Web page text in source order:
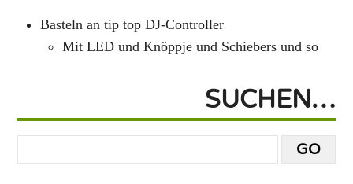
Basteln an tip top DJ-Controller
Mit LED und Knöppje und Schiebers und so
SUCHEN…